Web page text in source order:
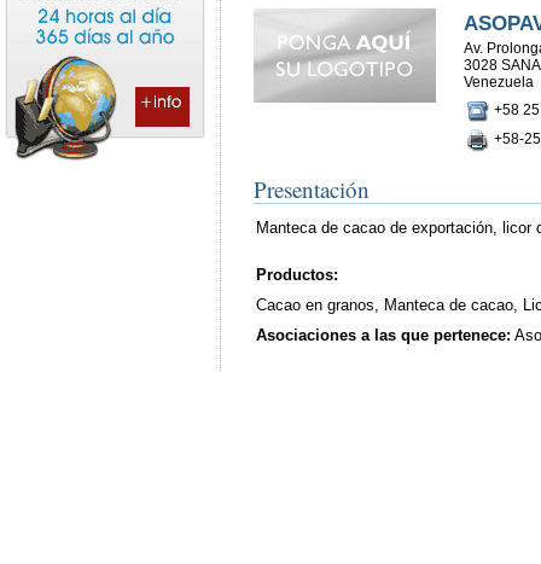
Av.
3028
Venezuela
+58
+58-
Presentación
Manteca de cacao de exportación,
Productos:
Cacao en granos, Manteca de cacao,
Asociaciones a las que pertenece: